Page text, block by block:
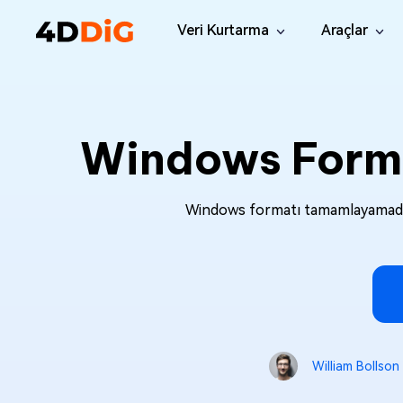
Veri Kurtarma
Mac Veri Kurtarma
MacOS'tan Silinen Dosyaları Kurtar
Windows Veri Kurtarma Ücretsiz
Ücretsiz 100MB Veri Kurtarımı
Araçlar
Kopya
Mac’te
Mac
Windows
Windows formatı
William Bollson